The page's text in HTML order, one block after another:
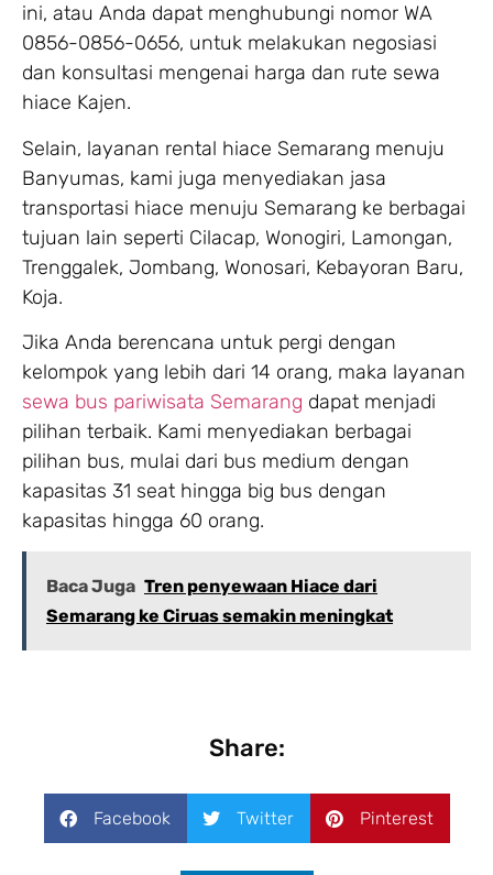
ini, atau Anda dapat menghubungi nomor WA
0856-0856-0656, untuk melakukan negosiasi
dan konsultasi mengenai harga dan rute sewa
hiace Kajen.
Selain, layanan rental hiace Semarang menuju
Banyumas, kami juga menyediakan jasa
transportasi hiace menuju Semarang ke berbagai
tujuan lain seperti Cilacap, Wonogiri, Lamongan,
Trenggalek, Jombang, Wonosari, Kebayoran Baru,
Koja.
Jika Anda berencana untuk pergi dengan
kelompok yang lebih dari 14 orang, maka layanan
sewa bus pariwisata Semarang dapat menjadi
pilihan terbaik. Kami menyediakan berbagai
pilihan bus, mulai dari bus medium dengan
kapasitas 31 seat hingga big bus dengan
kapasitas hingga 60 orang.
Baca Juga Tren penyewaan Hiace dari
Semarang ke Ciruas semakin meningkat
Share:
Facebook Twitter Pinterest